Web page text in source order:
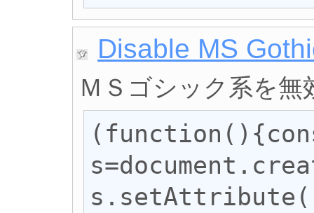
Disable MS
ＭＳゴシック系を無